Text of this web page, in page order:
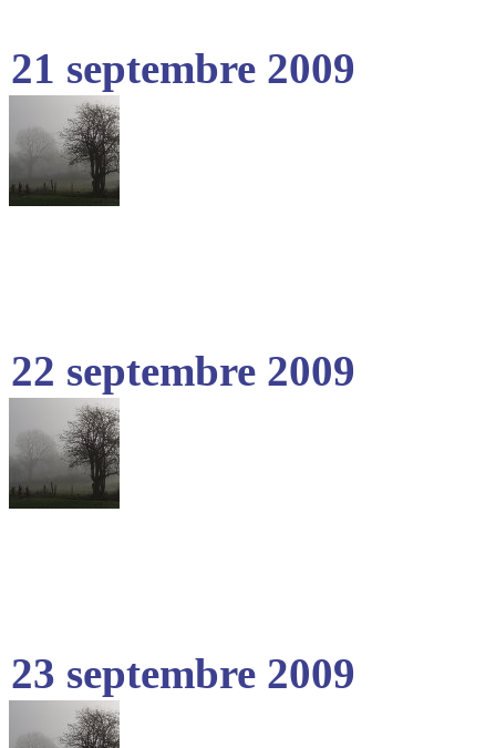
21 septembre 2009
22 septembre 2009
23 septembre 2009